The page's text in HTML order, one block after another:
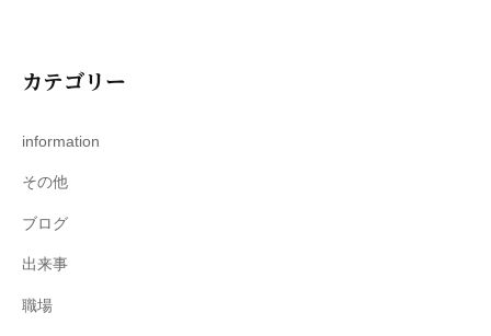
カテゴリー
information
その他
ブログ
出来事
職場